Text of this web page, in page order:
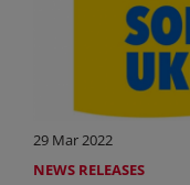
29 Mar 2022
NEWS RELEASES